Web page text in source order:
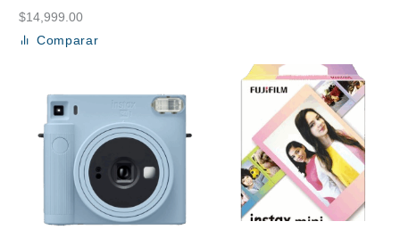
$14,999.00
Añadir al carrito
Comparar